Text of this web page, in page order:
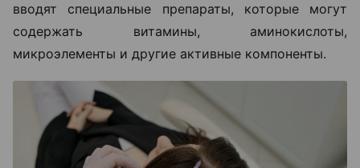
вводят специальные препараты, которые могут
содержать витамины, аминокислоты,
микроэлементы и другие активные компоненты.